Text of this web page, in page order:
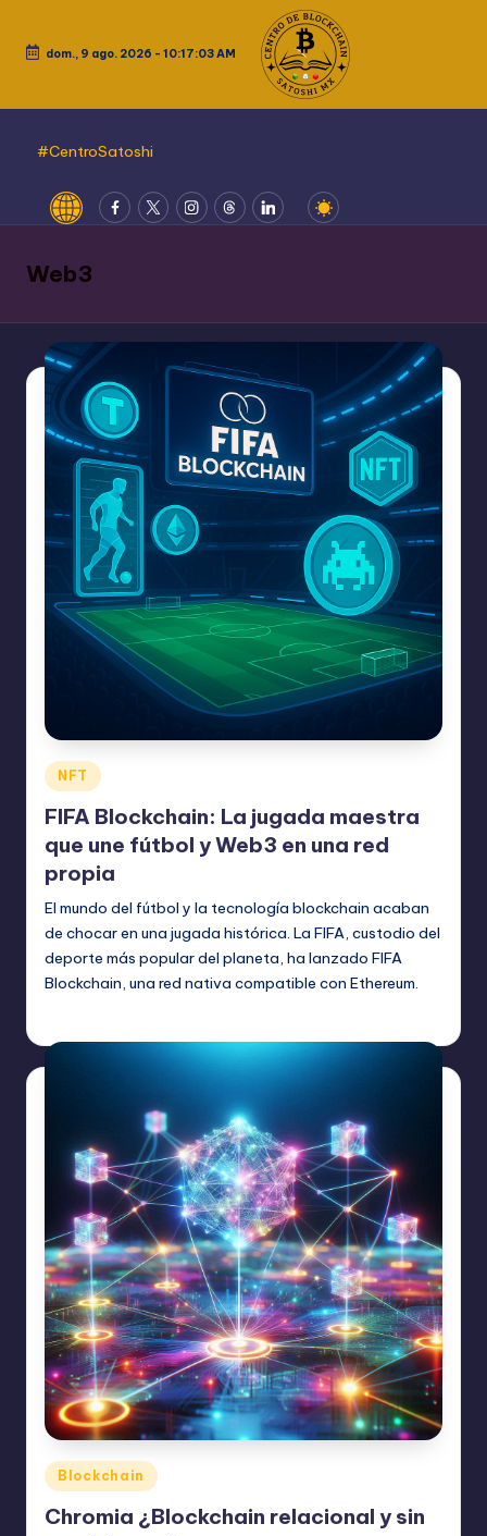
Saltar dom., 9 ago. 2026 - 10:17:04 AM
#CentroSatoshi
Website
FcebookTwitterInstagramThreadsLinkedIn
Web3
Publicado
en
NFT
FIFA Blockchain: La jugada maestra
que une fútbol y Web3 en una red
propia
El mundo del fútbol y la tecnología blockchain acaban
de chocar en una jugada histórica. La FIFA, custodio del
deporte más popular del planeta, ha lanzado FIFA
Blockchain, una red nativa compatible con Ethereum.
Publicado
en
Blockchain
Chromia ¿Blockchain relacional y sin